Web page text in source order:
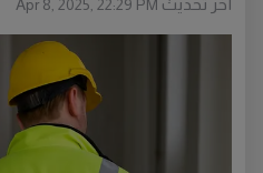
أخر تحديث Apr 8, 2025, 22:29 PM